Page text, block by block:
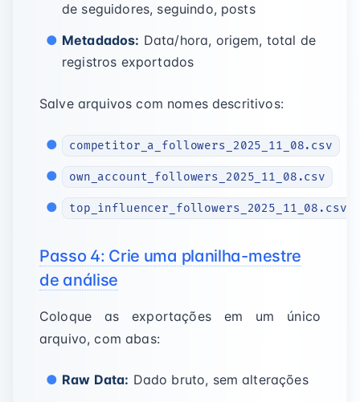
de seguidores, seguindo, posts
Metadados: Data/hora, origem, total de
registros exportados
Salve arquivos com nomes descritivos:
competitor_a_followers_2025_11_08.csv
own_account_followers_2025_11_08.csv
top_influencer_followers_2025_11_08.csv
Passo 4: Crie uma planilha-mestre
de análise
Coloque as exportações em um único
arquivo, com abas:
Raw Data: Dado bruto, sem alterações